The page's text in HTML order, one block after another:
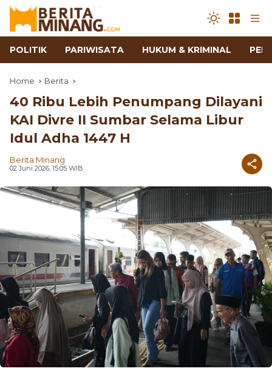
POLITIK PARIWISATA HUKUM & KRIMINAL
Home Berita
40 Ribu Lebih Penumpang Dilayani
KAI Divre II Sumbar Selama Libur
Idul Adha 1447 H
Berita Minang
02 Juni 2026, 15:05 WIB